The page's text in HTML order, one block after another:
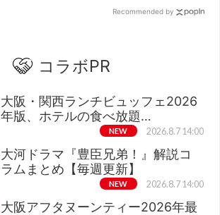
Recommended by
コラボPR
大阪・関西ランチビュッフェ2026
年版、ホテルの食べ放題…
NEW 2026.8.7 14:00
大河ドラマ『豊臣兄弟！』解説コ
ラムまとめ【毎週更新】
NEW 2026.8.7 14:00
大阪アフタヌーンティー2026年最